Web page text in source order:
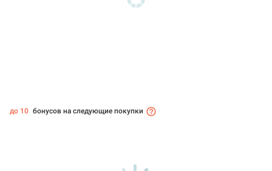
до 10 бонусов на следующие покупки